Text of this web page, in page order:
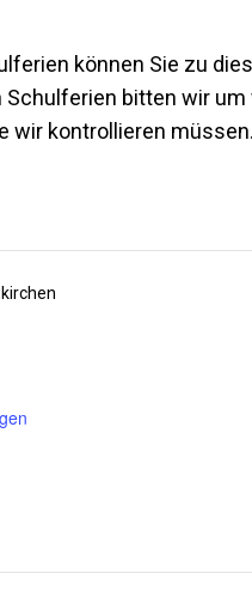
können Sie zu
Schulferien bitten wir
wir kontrollieren müssen.